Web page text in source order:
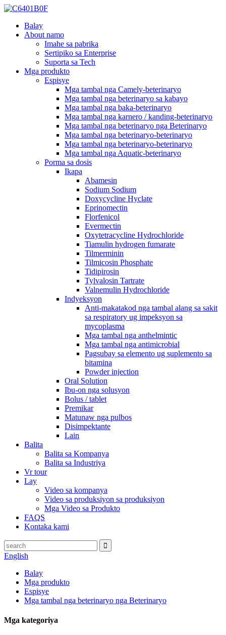
Balay
About namo
Imahe sa pabrika
Sertipiko sa Enterprise
Suporta sa Tech
Mga produkto
Espisye
Mga tambal nga Camely-beterinaryo
Mga tambal nga beterinaryo sa kabayo
Mga tambal nga baka-beterinaryo
Mga tambal nga karnero / kanding-beterinaryo
Mga tambal nga beterinaryo nga Beterinaryo
Mga tambal nga beterinaryo-beterinaryo
Mga tambal nga beterinaryo-beterinaryo
Mga tambal nga Aquatic-beterinaryo
Porma sa dosis
Ikapa
Abamesin
Sodium Sodium
Doxycycline Hyclate
Eprinomectin
Florfenicol
Evermectin
Oxytetracycline Hydrochloride
Tiamulin hydrogen fumarate
Tilmerminin
Tilmicosin Phosphate
Tidipirosin
Tylvalosin Tartrate
Valnemulin Hydrochloride
Indyeksyon
Anti-makatakod nga tambal alang sa sakit
sa respiratory ug impeksyon sa
mycoplasma
Mga tambal nga anthelmintic
Mga tambal nga antimicrobial
Pagsubay sa elemento ug suplemento sa
bitamina
Powder injection
Oral Solution
Ibu-on nga solusyon
Bolus / tablet
Premikar
Matunaw nga pulbos
Disimpektante
Lain
Balita
Balita sa Kompanya
Balita sa Industriya
Vr tour
Lay
Video sa kompanya
Video sa produksiyon sa produksiyon
Mga Video sa Produkto
FAQS
Kontaka kami
English
Balay
Mga produkto
Espisye
Mga tambal nga beterinaryo nga Beterinaryo
Mga kategoriya